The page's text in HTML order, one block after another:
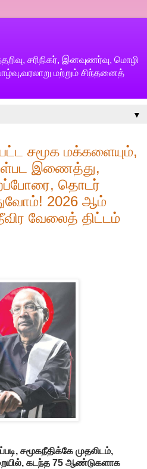
சரிநிகர், இனவுணர்வு, மொழி
மற்றும் சிந்தனைத்
▼
சமூக மக்களையும்,
இணைத்து,
தொடர்
2026 ஆம்
வேலைத் திட்டம்
சமூகநீதிக்கே முதலிடம்,
கடந்த 75 ஆண்டுகளாக